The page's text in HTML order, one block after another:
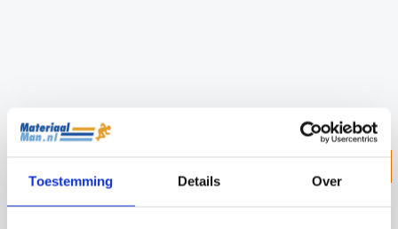
Toestemming Details Over